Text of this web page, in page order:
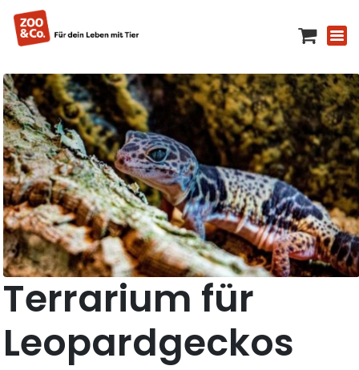
Terrarium für
Leopardgeckos